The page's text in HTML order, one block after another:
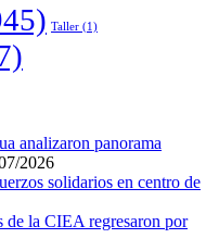
Taller (1)
analizaron panorama
2026
solidarios en centro de
de la CIEA regresaron por